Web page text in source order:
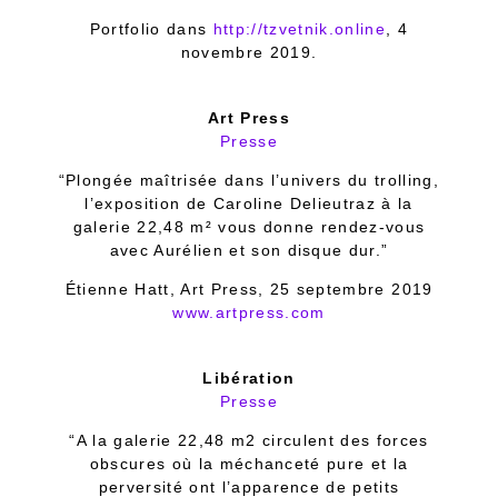
Portfolio dans http://tzvetnik.online , 4
novembre 2019.
Art Press
Presse
“Plongée maîtrisée dans l’univers du trolling,
l’exposition de Caroline Delieutraz à la
galerie 22,48 m² vous donne rendez-vous
avec Aurélien et son disque dur.”
Étienne Hatt, Art Press, 25 septembre 2019
www.artpress.com
Libération
Presse
“A la galerie 22,48 m2 circulent des forces
obscures où la méchanceté pure et la
perversité ont l’apparence de petits